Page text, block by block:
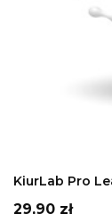
KiurLab Pro
Cena
29,90 zł